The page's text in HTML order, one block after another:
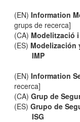
(EN)Information
grups de recerca]
(CA) Modelització
(ES) Modelización
IMP
(EN)Information
recerca]
(CA)Grup de
(ES)Grupo de
ISG